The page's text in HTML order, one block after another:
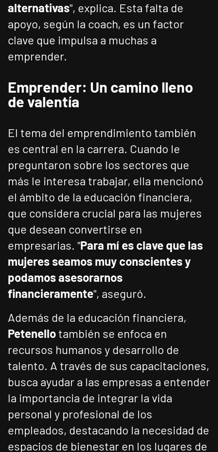
alternativas", explica. Esta falta de
apoyo, según la coach, es un factor
clave que impulsa a muchas a
emprender.
Emprender: Un camino lleno
de valentía
El tema del emprendimiento también
es central en la carrera. Cuando le
preguntaron sobre los sectores que
más le interesa trabajar, ella mencionó
el ámbito de la educación financiera,
que considera crucial para las mujeres
que desean convertirse en
empresarias. "Para mí es clave que las
mujeres seamos muy conscientes y
podamos asesorarnos
financieramente", aseguró.
Además de la educación financiera,
Petenellotambién se enfoca en
recursos humanos y desarrollo de
talento. A través de sus capacitaciones,
busca ayudar a las empresas a entender
la importancia de integrar la vida
personal y profesional de los
empleados, destacando la necesidad de
espacios de bienestar en los lugares de